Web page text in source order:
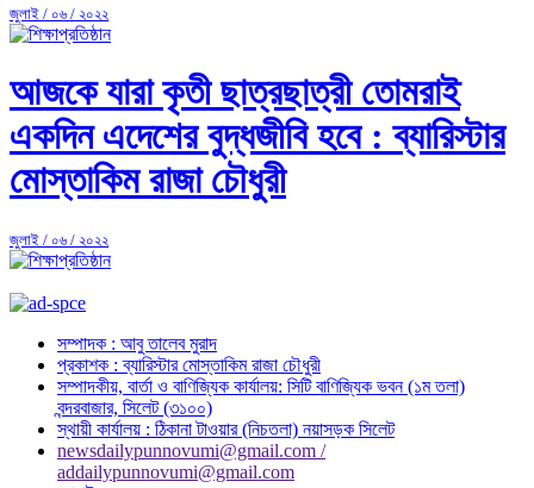
জুলাই / ০৬ / ২০২২
আজকে যারা কৃতী ছাত্রছাত্রী তোমরাই
একদিন এদেশের বুদ্ধজীবি হবে : ব্যারিস্টার
মোস্তাকিম রাজা চৌধুরী
জুলাই / ০৬ / ২০২২
সম্পাদক : আবু তালেব মুরাদ
প্রকাশক : ব্যারিস্টার মোস্তাকিম রাজা চৌধুরী
সম্পাদকীয়, বার্তা ও বাণিজ্যিক কার্যালয়: সিটি বাণিজ্যিক ভবন (১ম তলা)
বন্দরবাজার, সিলেট (৩১০০)
স্থায়ী কার্যালয় : ঠিকানা টাওয়ার (নিচতলা) নয়াসড়ক সিলেট
newsdailypunnovumi@gmail.com /
addailypunnovumi@gmail.com